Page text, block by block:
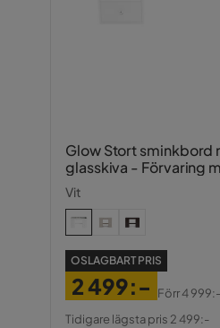
Glow Stort sminkbord
glasskiva - Förvaring
Vit
OSLAGBART PRIS
Pris
2 499:-
Original
Förr4 999:-
Tidigare lägsta pris 2 499:-